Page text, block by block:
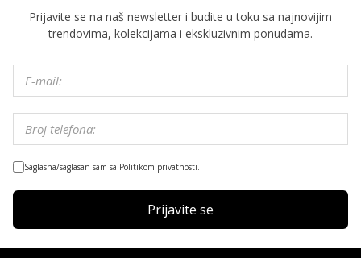
Prijavite se na naš newsletter i budite u toku sa najnovijim
trendovima, kolekcijama i ekskluzivnim ponudama.
Saglasna/saglasan sam sa Politikom privatnosti.
Prijavite se